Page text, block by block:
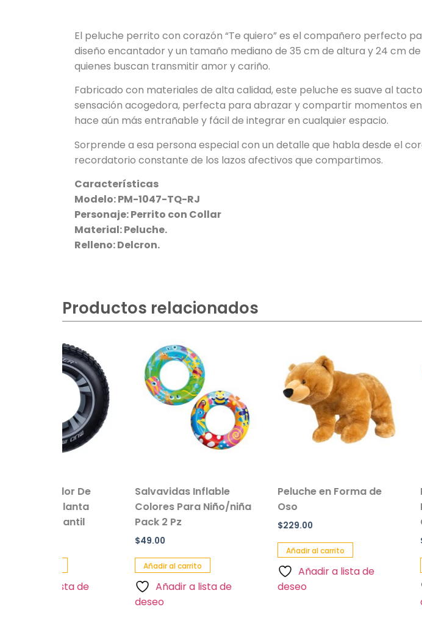
El peluche perrito con corazón “Te quiero” es el compañero perfecto
diseño encantador y un tamaño mediano de 35 cm de altura y 24 cm
quienes buscan transmitir amor y cariño.
Fabricado con materiales de alta calidad, este peluche es suave al
sensación acogedora, perfecta para abrazar y compartir momentos
hace aún más entrañable y fácil de integrar en cualquier espacio.
Sorprende a esa persona especial con un detalle que habla desde el
recordatorio constante de los lazos afectivos que compartimos.
Características
Modelo:PM-1047-TQ-RJ
Personaje: Perrito con Collar
Material: Peluche.
Relleno: Delcron.
Productos relacionados
Salvavidas Inflable
Colores Para Niño/niña
Pack 2 Pz
Añadir a lista de
Peluche en Forma de
Oso
Añadir a lista de
deseo
Paquete de
Peluche de
Añadir al carrito
Añadir